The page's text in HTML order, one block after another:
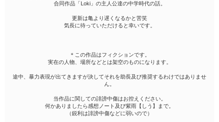
合同作品「Loki」の主人公達の中学時代の話。
更新は亀より遅くなるかと苦笑
気長に待っていただけると幸いです。
＊この作品はフィクションです。
実在の人物、場所などとは架空のものになります。
途中、暴力表現が出てきますが決してそれを助長及び推奨するわけではありませ
ん。
当作品に関しての誹謗中傷はお控えください。
何かありましたら感想ノート及び紫雨【しう】まで。
（鋭利は誹謗中傷などに弱いので）